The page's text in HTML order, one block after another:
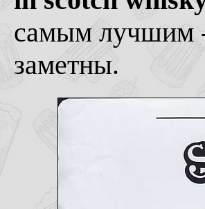
самым лучшим
заметны.